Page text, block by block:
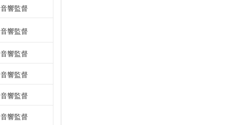
音響監督
音響監督
音響監督
音響監督
音響監督
音響監督